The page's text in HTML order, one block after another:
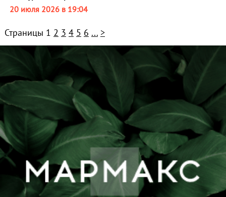
20 июля 2026 в 19:04
Страницы 1 2 3 4 5 6 ... >